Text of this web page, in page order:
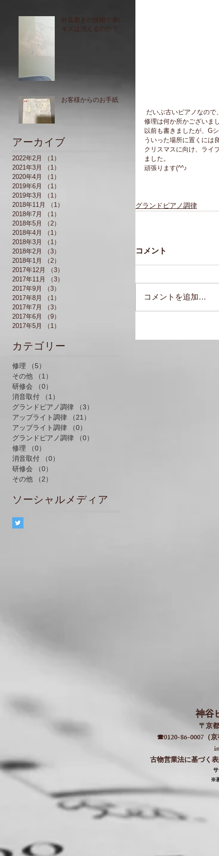
外装磨きの技術で車の
キズは消えるのか？
お客様からのお手紙
アーカイブ
2022年2月 （1）
2021年3月
（1）
2020年4月
（1）
2019年6月
（1）
2019年3月
（1）
2018年11月
（1）
2018年7月
（1）
2018年5月
（2）
2018年4月
（1）
2018年3月
（1）
2018年2月
（3）
2018年1月
（2）
2017年12月
（3）
2017年11月
（3）
2017年9月
（3）
2017年8月
（1）
2017年7月
（3）
2017年6月
（9）
2017年5月
（1）
​カテゴリー
修理 （5）
その他
（1）
研修会
（0）
消音取付
（1）
グランドピアノ調律
（3）
アップライト調律
（21）
アップライト調律
（0）
グランドピアノ調律
（0）
修理
（0）
消音取付
（0）
研修会
（0）
その他
（2）
ソーシャルメディア
だいぶ古いピアノなので
修理は何か所かございま
以前も書きましたが、G
ういった場所に置くには
クリスマスに向け、ライ
ました。
頑張ります(^^♪
グランドピアノ調律
コメント
コメントを追加…
神谷
〒京
☎0120-86-0007（
古物営業法に基づく
​​※